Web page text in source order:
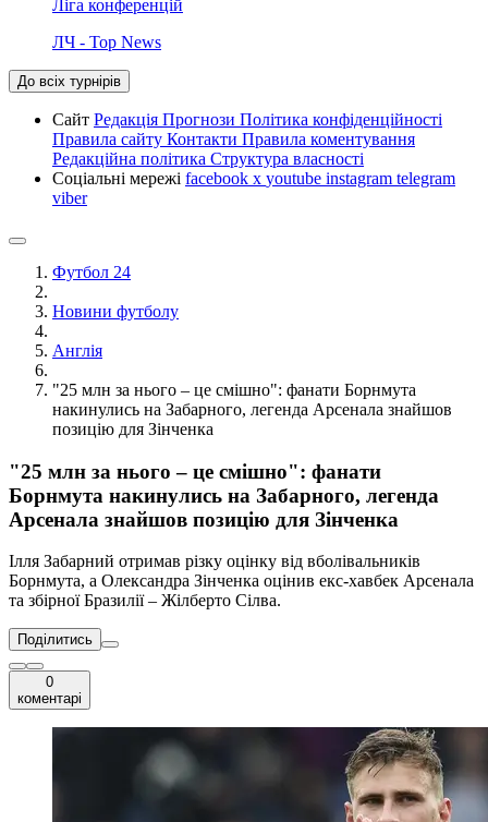
Ліга конференцій
ЛЧ - Top News
До всіх турнірів
Сайт Редакція Прогнози Політика конфіденційності
Правила сайту Контакти Правила коментування
Редакційна політика Структура власності
Соціальні мережі facebook x youtube instagram telegram
viber
Футбол 24
Новини футболу
Англія
"25 млн за нього – це смішно": фанати Борнмута
накинулись на Забарного, легенда Арсенала знайшов
позицію для Зінченка
"25 млн за нього – це смішно": фанати
Борнмута накинулись на Забарного, легенда
Арсенала знайшов позицію для Зінченка
Ілля Забарний отримав різку оцінку від вболівальників
Борнмута, а Олександра Зінченка оцінив екс-хавбек Арсенала
та збірної Бразилії – Жілберто Сілва.
Поділитись
0
коментарі